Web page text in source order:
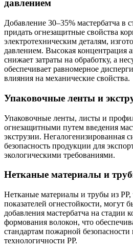
давлением
Добавление 30–35% мастербатча в
придать огнезащитные свойства
электротехническим деталям,
давлением. Высокая концентрация
снижает затраты на обработку, а
обеспечивает равномерное
влияния на механические свойства.
Упаковочные ленты и
Упаковочные ленты, листы и
огнезащитными путем введения
экструзии. Негалогенизированная
безопасность продукции для
экологическими требованиями.
Нетканые материалы и
Нетканые материалы и трубы из
показателей огнестойкости, могут
добавления мастербатча на стадии
формования волокон, что
стандартам пожарной
технологичности PP.